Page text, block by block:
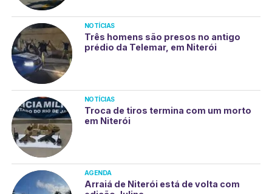
NOTÍCIAS
Três homens são presos no antigo
prédio da Telemar, em Niterói
NOTÍCIAS
Troca de tiros termina com um morto
em Niterói
AGENDA
Arraiá de Niterói está de volta com